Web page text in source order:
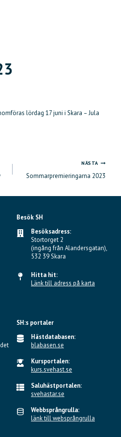
lördag 17 juni i Skara – Jula
NÄSTA
Sommarpremieringarna 2023
Besök SH
Besöksadress:
Stortorget 2
(ingång från Alandersgatan),
532 39 Skara
Hitta hit:
Länk till adress på karta
SH:s portaler
Hästdatabasen:
blabasen.se
Kursportalen:
kurs.svehast.se
Saluhästportalen:
svehastar.se
Webbsprångrulla:
länk till websprångrulla